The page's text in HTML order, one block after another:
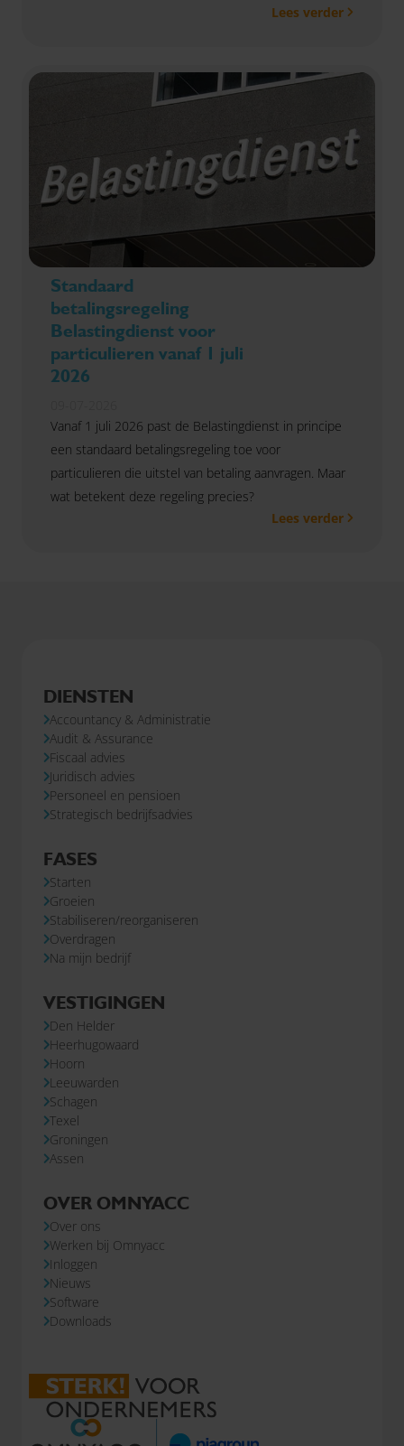
Lees verder
Standaard
betalingsregeling
Belastingdienst voor
particulieren vanaf 1 juli
2026
Vanaf 1 juli 2026 past de Belastingdienst in principe
een standaard betalingsregeling toe voor
particulieren die uitstel van betaling aanvragen. Maar
wat betekent deze regeling precies?
Lees verder
DIENSTEN
Accountancy & Administratie
Audit & Assurance
Fiscaal advies
Juridisch advies
Personeel en pensioen
Strategisch bedrijfsadvies
FASES
Starten
Groeien
Stabiliseren/reorganiseren
Overdragen
Na mijn bedrijf
VESTIGINGEN
Den Helder
Heerhugowaard
Hoorn
Leeuwarden
Schagen
Texel
Groningen
Assen
OVER OMNYACC
Over ons
Werken bij Omnyacc
Inloggen
Nieuws
Software
Downloads